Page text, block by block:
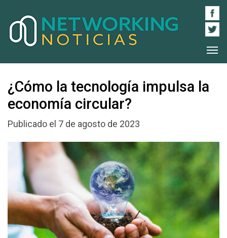
¿Cómo la tecnología impulsa la
economía circular?
Publicado el 7 de agosto de 2023